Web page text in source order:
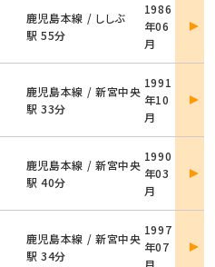
鹿児島本線 / ししぶ
駅 55分
1986
年06
月
詳
鹿児島本線 / 新宮中央
駅 33分
1991
年10
月
詳
鹿児島本線 / 新宮中央
駅 40分
1990
年03
月
詳
鹿児島本線 / 新宮中央
駅 34分
1997
年07
月
詳